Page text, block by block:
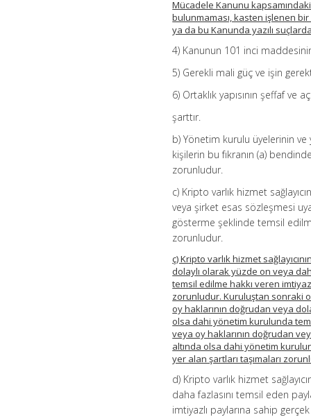
Mücadele Kanunu
bulunmaması, kasten işlenen
ya da bu Kanunda yazılı
4) Kanunun 101 inci
5) Gerekli mali güç ve işin
6) Ortaklık yapısının şeffaf ve
şarttır.
b) Yönetim kurulu üyelerinin ve
kişilerin bu fıkranın (a)
zorunludur.
c) Kripto varlık hizmet
veya şirket esas sözleşmesi
gösterme şeklinde temsil
zorunludur.
ç) Kripto varlık hizmet
dolaylı olarak yüzde on veya
temsil edilme hakkı veren
zorunludur. Kuruluştan sonraki
oy haklarının doğrudan veya
olsa dahi yönetim kurulunda
veya oy haklarının doğrudan
altında olsa dahi yönetim
yer alan şartları taşımaları
d) Kripto varlık hizmet
daha fazlasını temsil eden
imtiyazlı paylarına sahip